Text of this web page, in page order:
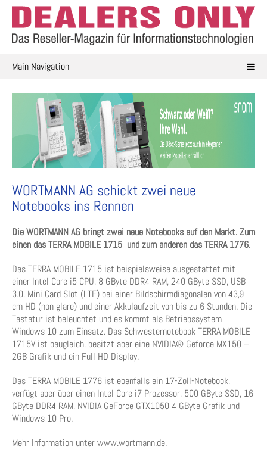
Skip
content
Main Navigation
WORTMANN AG schickt zwei neue
Notebooks ins Rennen
Die WORTMANN AG bringt zwei neue Notebooks auf den Markt. Zum
einen das TERRA MOBILE 1715 und zum anderen das TERRA 1776.
Das TERRA MOBILE 1715 ist beispielsweise ausgestattet mit
einer Intel Core i5 CPU, 8 GByte DDR4 RAM, 240 GByte SSD, USB
3.0, Mini Card Slot (LTE) bei einer Bildschirmdiagonalen von 43,9
cm HD (non glare) und einer Akkulaufzeit von bis zu 6 Stunden. Die
Tastatur ist beleuchtet und es kommt als Betriebssystem
Windows 10 zum Einsatz. Das Schwesternotebook TERRA MOBILE
1715V ist baugleich, besitzt aber eine NVIDIA® Geforce MX150 –
2GB Grafik und ein Full HD Display.
Das TERRA MOBILE 1776 ist ebenfalls ein 17-Zoll-Notebook,
verfügt aber über einen Intel Core i7 Prozessor, 500 GByte SSD, 16
GByte DDR4 RAM, NVIDIA GeForce GTX1050 4 GByte Grafik und
Windows 10 Pro.
Mehr Information unter www.wortmann.de.